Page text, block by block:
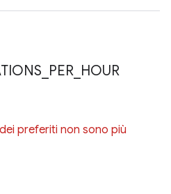
PER HOUR
preferiti non sono più